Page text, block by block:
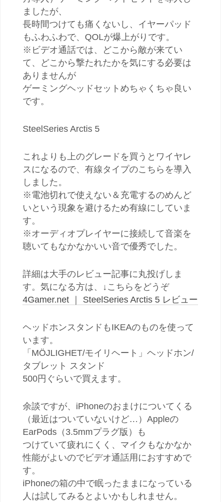
ましたが、
長時間つけても痛くないし、イヤーパッド
もふわふわで、QOLが爆上がりです。
※ビデオ通話では、どこから敵が来てい
て、どこから撃たれたかを気にする必要は
ありませんが
ゲーミングヘッドセットめちゃくちゃ良い
です。
SteelSeries Arctis 5
これよりも上のグレードを買うとワイヤレ
スになるので、有線タイプのこちらを導入
しました。
※電池切れで使えない＆充電するのめんど
いという現象を避けるため有線にしていま
す。
※オーディオプレイヤーに接続して音楽を
聴いてもなかなかいい音で優秀でした。
詳細は大手のレビュー記事に丸投げしま
す。気になる方は、↓こちらをどうぞ
4Gamer.net ｜ SteelSeries Arctis 5 レビュー
ヘッドホンスタンドもIKEAのものを使って
います。
「MÖJLIGHET/モイリヘート」ヘッドホン/
タブレット スタンド
500円ぐらいで買えます。
余談ですが、iPhoneのおまけについてくる
（最近はついていないけど…）Appleの
EarPods（3.5mmプラグ版）も
つけていて疲れにくく、マイクもなかなか
性能がよいのでビデオ通話用におすすめで
す。
iPhoneの箱の中で眠ったままになっている
人は試してみるとよいかもしれません。